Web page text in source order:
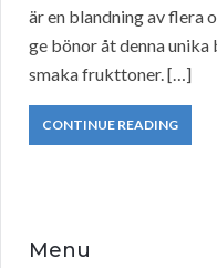
är en blandning av flera
ge bönor åt denna
smaka frukttoner. […]
CONTINUE READING
Menu